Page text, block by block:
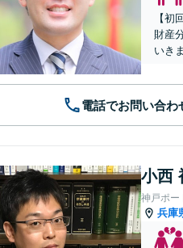
【初
財産
いき
電話でお問い合わ
小西
神戸ポー
兵庫